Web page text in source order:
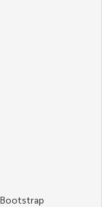
Bootstrap